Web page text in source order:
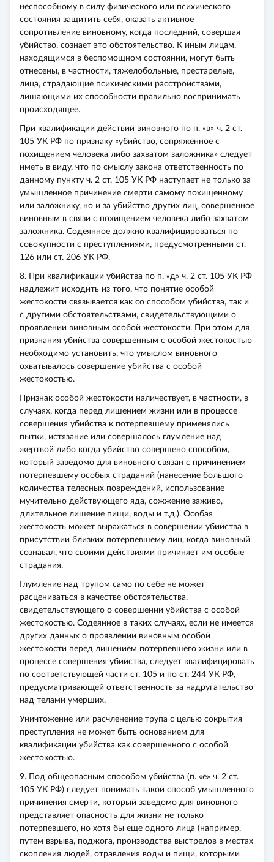
неспособному в силу физического или психического
состояния защитить себя, оказать активное
сопротивление виновному, когда последний, совершая
убийство, сознает это обстоятельство. К иным лицам,
находящимся в беспомощном состоянии, могут быть
отнесены, в частности, тяжелобольные, престарелые,
лица, страдающие психическими расстройствами,
лишающими их способности правильно воспринимать
происходящее.
При квалификации действий виновного по п. «в» ч. 2 ст.
105 УК РФ по признаку «убийство, сопряженное с
похищением человека либо захватом заложника» следует
иметь в виду, что по смыслу закона ответственность по
данному пункту ч. 2 ст. 105 УК РФ наступает не только за
умышленное причинение смерти самому похищенному
или заложнику, но и за убийство других лиц, совершенное
виновным в связи с похищением человека либо захватом
заложника. Содеянное должно квалифицироваться по
совокупности с преступлениями, предусмотренными ст.
126 или ст. 206 УК РФ.
8. При квалификации убийства по п. «д» ч. 2 ст. 105 УК РФ
надлежит исходить из того, что понятие особой
жестокости связывается как со способом убийства, так и
с другими обстоятельствами, свидетельствующими о
проявлении виновным особой жестокости. При этом для
признания убийства совершенным с особой жестокостью
необходимо установить, что умыслом виновного
охватывалось совершение убийства с особой
жестокостью.
Признак особой жестокости наличествует, в частности, в
случаях, когда перед лишением жизни или в процессе
совершения убийства к потерпевшему применялись
пытки, истязание или совершалось глумление над
жертвой либо когда убийство совершено способом,
который заведомо для виновного связан с причинением
потерпевшему особых страданий (нанесение большого
количества телесных повреждений, использование
мучительно действующего яда, сожжение заживо,
длительное лишение пищи, воды и т.д.). Особая
жестокость может выражаться в совершении убийства в
присутствии близких потерпевшему лиц, когда виновный
сознавал, что своими действиями причиняет им особые
страдания.
Глумление над трупом само по себе не может
расцениваться в качестве обстоятельства,
свидетельствующего о совершении убийства с особой
жестокостью. Содеянное в таких случаях, если не имеется
других данных о проявлении виновным особой
жестокости перед лишением потерпевшего жизни или в
процессе совершения убийства, следует квалифицировать
по соответствующей части ст. 105 и по ст. 244 УК РФ,
предусматривающей ответственность за надругательство
над телами умерших.
Уничтожение или расчленение трупа с целью сокрытия
преступления не может быть основанием для
квалификации убийства как совершенного с особой
жестокостью.
9. Под общеопасным способом убийства (п. «е» ч. 2 ст.
105 УК РФ) следует понимать такой способ умышленного
причинения смерти, который заведомо для виновного
представляет опасность для жизни не только
потерпевшего, но хотя бы еще одного лица (например,
путем взрыва, поджога, производства выстрелов в местах
скопления людей, отравления воды и пищи, которыми